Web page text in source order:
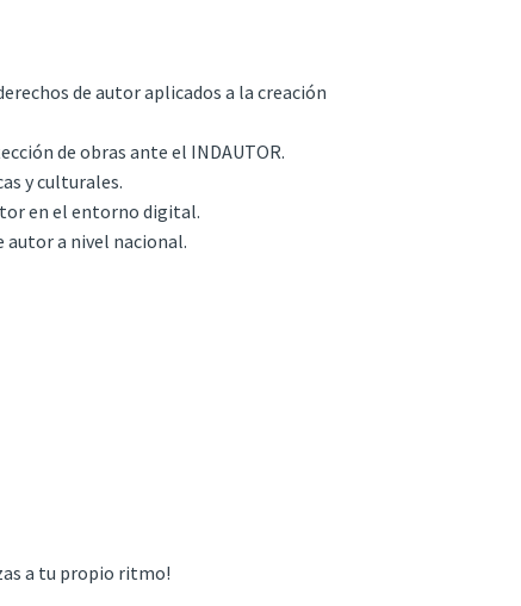
de autor aplicados a la creación
de obras ante el INDAUTOR.
y culturales.
en el entorno digital.
autor a nivel nacional.
a tu propio ritmo!